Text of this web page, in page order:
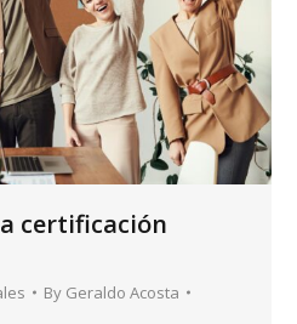
certificación
By Geraldo Acosta